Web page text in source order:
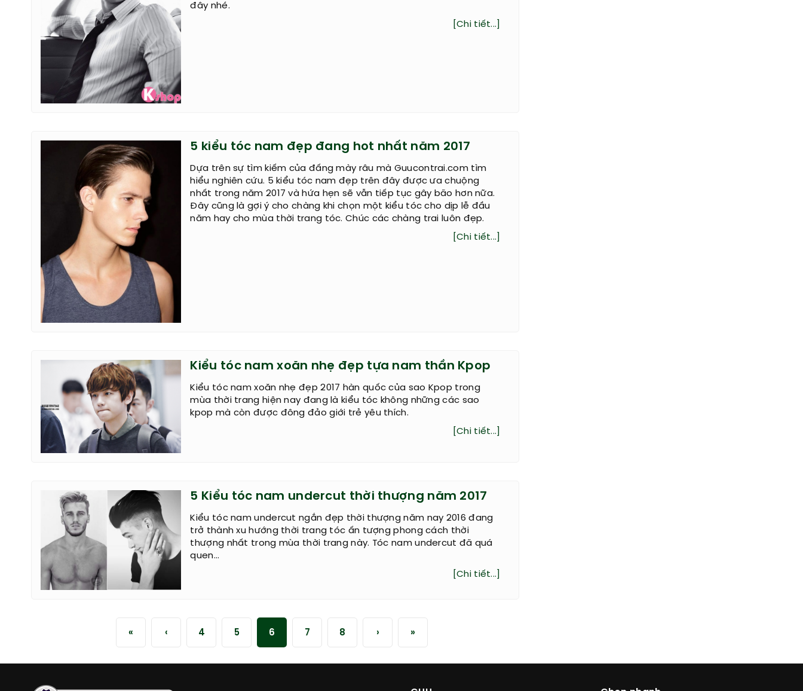
đây nhé.
[Chi tiết...]
5 kiểu tóc nam đẹp đang hot nhất năm 2017
Dựa trên sự tìm kiếm của đấng mày râu mà Guucontrai.com tìm
hiểu nghiên cứu. 5 kiểu tóc nam đẹp trên đây được ưa chuộng
nhất trong năm 2017 và hứa hẹn sẽ vẫn tiếp tục gây bão hơn nữa.
Đây cũng là gợi ý cho chàng khi chọn một kiểu tóc cho dịp lễ đầu
năm hay cho mùa thời trang tóc. Chúc các chàng trai luôn đẹp.
[Chi tiết...]
Kiểu tóc nam xoăn nhẹ đẹp tựa nam thần Kpop
Kiểu tóc nam xoăn nhẹ đẹp 2017 hàn quốc của sao Kpop trong
mùa thời trang hiện nay đang là kiểu tóc không những các sao
kpop mà còn được đông đảo giới trẻ yêu thích.
[Chi tiết...]
5 Kiểu tóc nam undercut thời thượng năm 2017
Kiểu tóc nam undercut ngắn đẹp thời thượng năm nay 2016 đang
trở thành xu hướng thời trang tóc ấn tượng phong cách thời
thượng nhất trong mùa thời trang này. Tóc nam undercut đã quá
quen...
[Chi tiết...]
« ‹ 4 5 6 7 8 › »